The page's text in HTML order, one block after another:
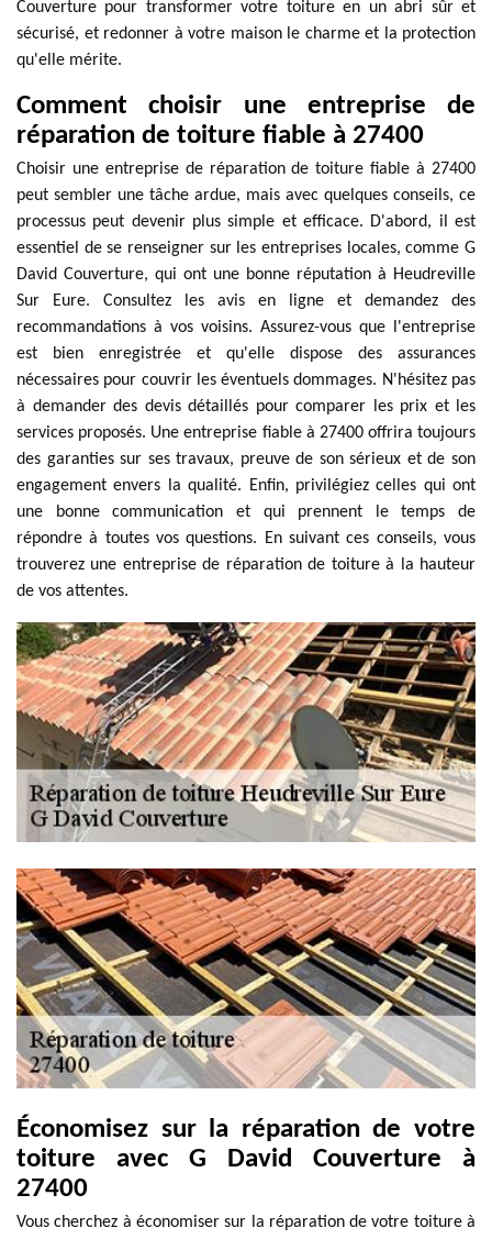
Couverture pour transformer votre toiture en un abri sûr et
sécurisé, et redonner à votre maison le charme et la protection
qu'elle mérite.
Comment choisir une entreprise de
réparation de toiture fiable à 27400
Choisir une entreprise de réparation de toiture fiable à 27400
peut sembler une tâche ardue, mais avec quelques conseils, ce
processus peut devenir plus simple et efficace. D'abord, il est
essentiel de se renseigner sur les entreprises locales, comme G
David Couverture, qui ont une bonne réputation à Heudreville
Sur Eure. Consultez les avis en ligne et demandez des
recommandations à vos voisins. Assurez-vous que l'entreprise
est bien enregistrée et qu'elle dispose des assurances
nécessaires pour couvrir les éventuels dommages. N'hésitez pas
à demander des devis détaillés pour comparer les prix et les
services proposés. Une entreprise fiable à 27400 offrira toujours
des garanties sur ses travaux, preuve de son sérieux et de son
engagement envers la qualité. Enfin, privilégiez celles qui ont
une bonne communication et qui prennent le temps de
répondre à toutes vos questions. En suivant ces conseils, vous
trouverez une entreprise de réparation de toiture à la hauteur
de vos attentes.
Économisez sur la réparation de votre
toiture avec G David Couverture à
27400
Vous cherchez à économiser sur la réparation de votre toiture à